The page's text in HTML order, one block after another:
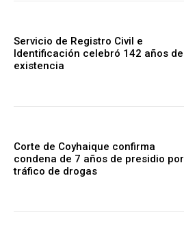
Servicio de Registro Civil e
Identificación celebró 142 años de
existencia
Corte de Coyhaique confirma
condena de 7 años de presidio por
tráfico de drogas